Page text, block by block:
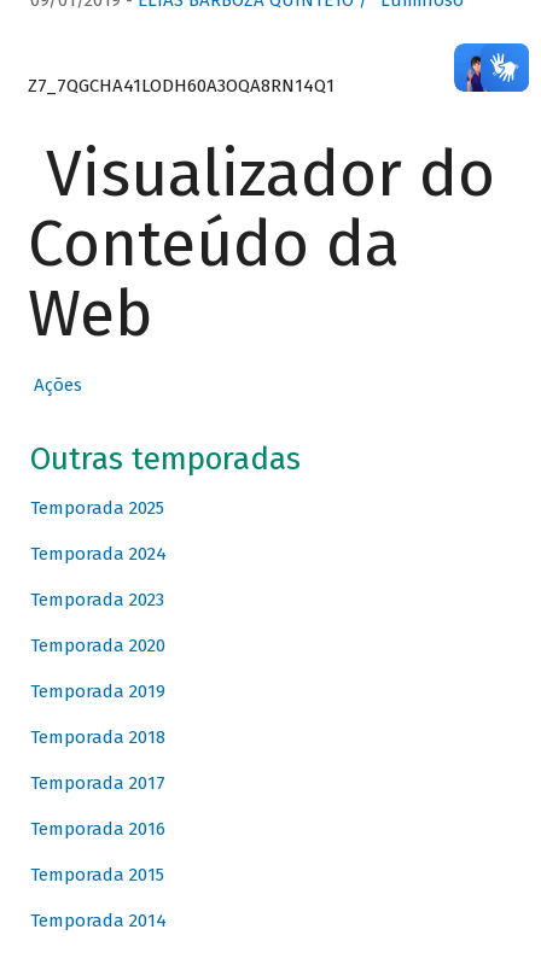
Z7_7QGCHA41LODH60A3OQA8RN14Q1
Visualizador do
Conteúdo da
Web
Ações
Outras temporadas
Temporada 2025
Temporada 2024
Temporada 2023
Temporada 2020
Temporada 2019
Temporada 2018
Temporada 2017
Temporada 2016
Temporada 2015
Temporada 2014